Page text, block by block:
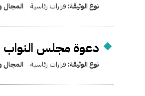
نوع الوثيقة: قرارات رئاسية المجال
دعوة مجلس النواب
نوع الوثيقة: قرارات رئاسية المجال